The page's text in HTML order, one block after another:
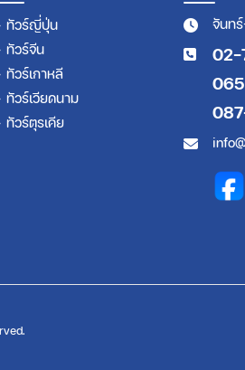
ทัวร์ญี่ปุ่น
ทัวร์จีน
ทัวร์เกาหลี
ทัวร์เวียดนาม
ทัวร์ตุรเคีย
จันท
02-